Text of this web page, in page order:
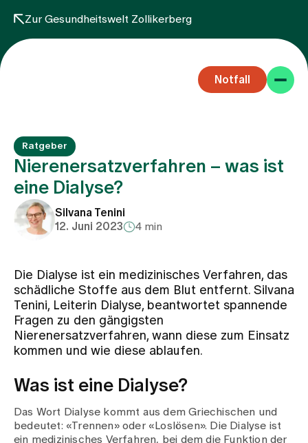
Zur Gesundheitswelt Zollikerberg
Notfall
Fachbereiche
Team
Zuweisende
Events
Über uns
Ratgeber
Nierenersatzverfahren – was ist
eine Dialyse?
Silvana Tenini
12. Juni 2023
4 min
Die Dialyse ist ein medizinisches Verfahren, das
schädliche Stoffe aus dem Blut entfernt. Silvana
Tenini, Leiterin Dialyse, beantwortet spannende
Fragen zu den gängigsten
Nierenersatzverfahren, wann diese zum Einsatz
kommen und wie diese ablaufen.
Was ist eine Dialyse?
Das Wort Dialyse kommt aus dem Griechischen und
bedeutet: «Trennen» oder «Loslösen». Die Dialyse ist
ein medizinisches Verfahren, bei dem die Funktion der